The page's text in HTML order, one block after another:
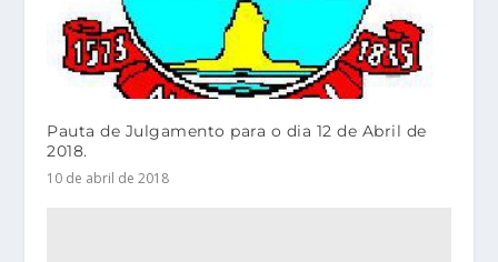
Pauta de Julgamento para o dia 12 de Abril de
2018.
10 de abril de 2018